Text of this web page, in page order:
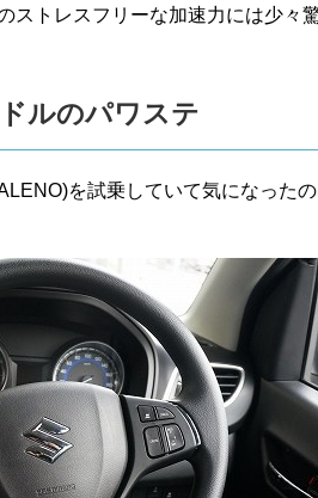
ストレスフリーな加速力には少々
ルのパワステ
を試乗していて気になった